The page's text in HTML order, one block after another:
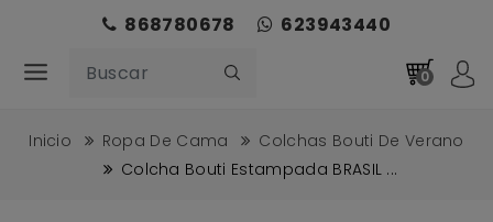
868780678 623943440
0
Inicio Ropa De Cama
Colchas Bouti De Verano
Colcha Bouti Estampada BRASIL ...